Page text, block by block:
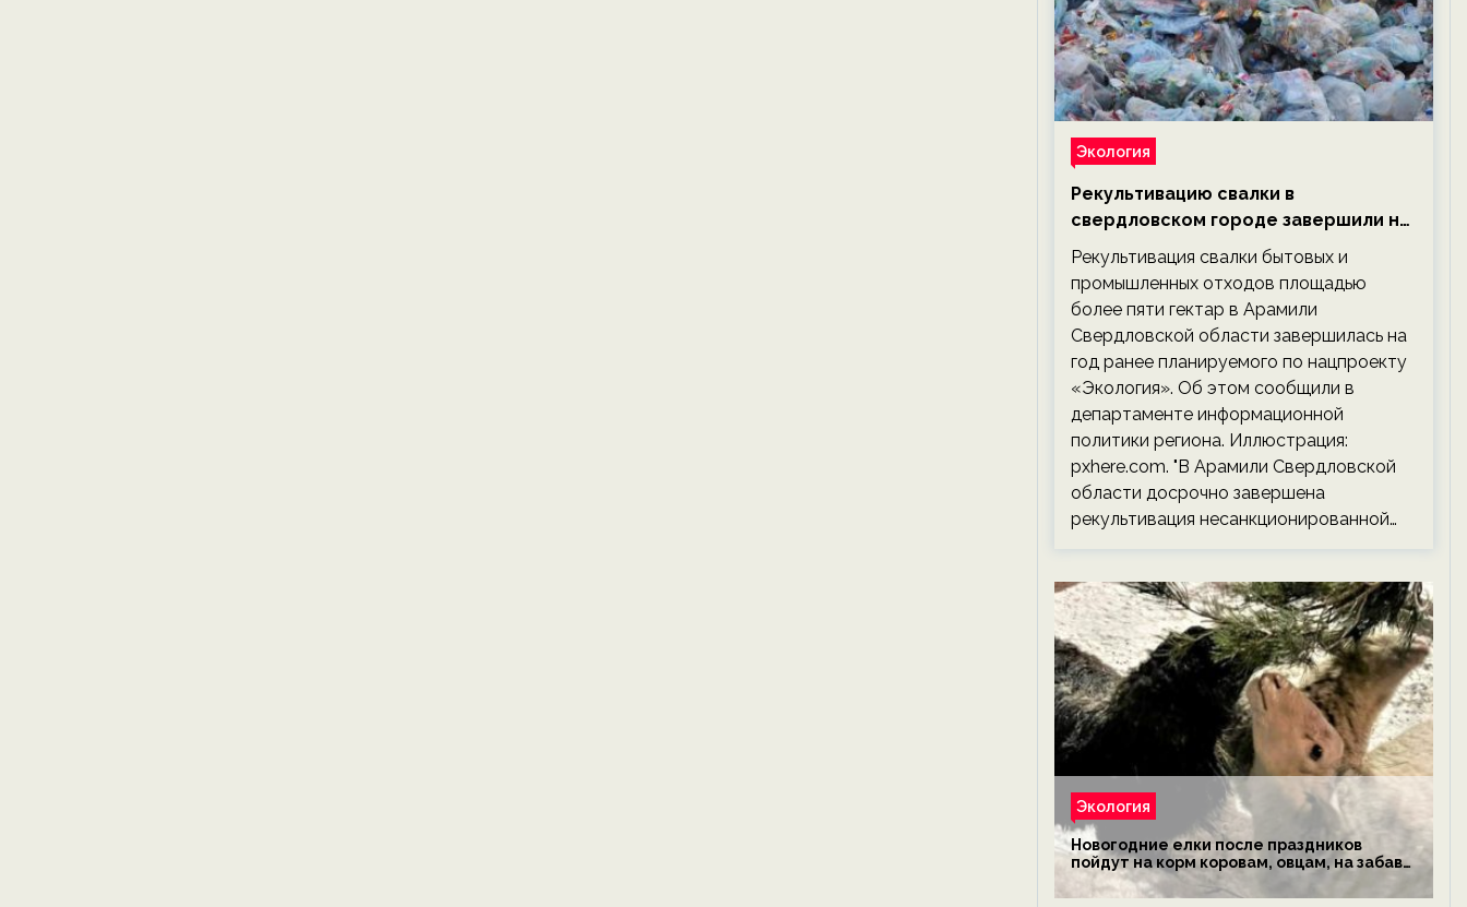
Экология
Рекультивацию свалки в
свердловском городе завершили на
год раньше планируемого срока —
новости экологии на ECOportal
Рекультивация свалки бытовых и
промышленных отходов площадью
более пяти гектар в Арамили
Свердловской области завершилась на
год ранее планируемого по нацпроекту
«Экология». Об этом сообщили в
департаменте информационной
политики региона. Иллюстрация:
pxhere.com. "В Арамили Свердловской
области досрочно завершена
рекультивация несанкционированной…
Экология
Новогодние елки после праздников
пойдут на корм коровам, овцам, на забаву
обезьянам, львам и леопардам — новости
экологии на ECOportal